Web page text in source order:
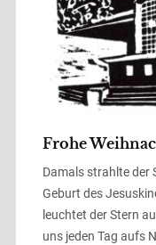
Frohe
Damals strahlte der
Geburt des
leuchtet der Stern
uns jeden Tag aufs